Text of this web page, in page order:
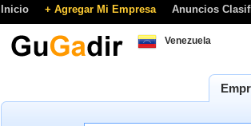
Inicio + Agregar Mi Empresa Anuncios
Venezuela